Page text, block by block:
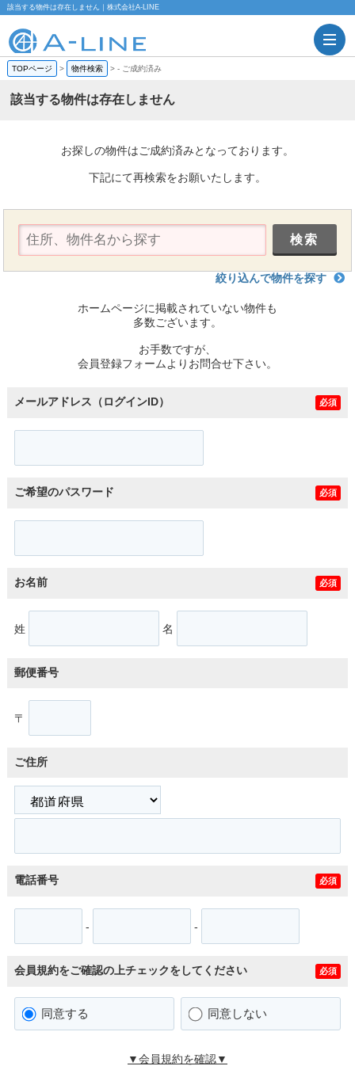
該当する物件は存在しません｜株式会社A-LINE
TOPページ > 物件検索 >- ご成約済み
該当する物件は存在しません
お探しの物件はご成約済みとなっております。
下記にて再検索をお願いたします。
絞り込んで物件を探す
ホームページに掲載されていない物件も
多数ございます。
お手数ですが、
会員登録フォームよりお問合せ下さい。
メールアドレス（ログインID） 必須
ご希望のパスワード 必須
お名前 必須
姓 名
郵便番号
〒
ご住所
電話番号 必須
- -
会員規約をご確認の上チェックをしてください 必須
同意する 同意しない
▼会員規約を確認▼